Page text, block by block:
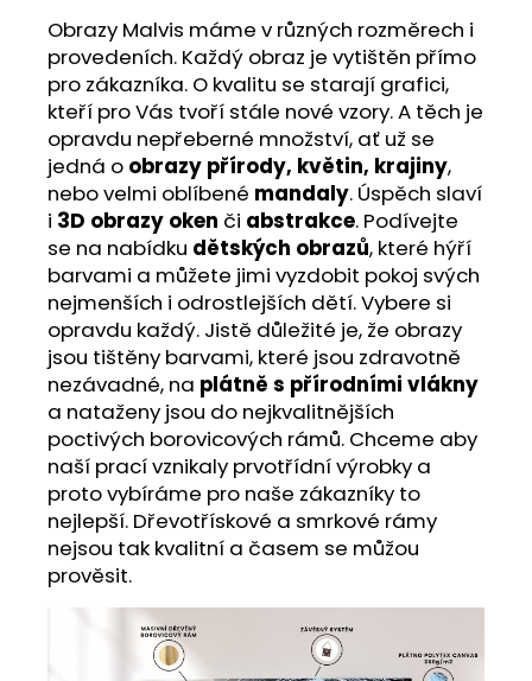
Obrazy Malvis máme v různých rozměrech i
provedeních. Každý obraz je vytištěn přímo
pro zákazníka. O kvalitu se starají grafici,
kteří pro Vás tvoří stále nové vzory. A těch je
opravdu nepřeberné množství, ať už se
jedná o obrazy přírody, květin, krajiny,
nebo velmi oblíbené mandaly. Úspěch slaví
i 3D obrazy oken či abstrakce. Podívejte
se na nabídku dětských obrazů, které hýří
barvami a můžete jimi vyzdobit pokoj svých
nejmenších i odrostlejších dětí. Vybere si
opravdu každý. Jistě důležité je, že obrazy
jsou tištěny barvami, které jsou zdravotně
nezávadné, na plátně s přírodními vlákny
a nataženy jsou do nejkvalitnějších
poctivých borovicových rámů. Chceme aby
naší prací vznikaly prvotřídní výrobky a
proto vybíráme pro naše zákazníky to
nejlepší. Dřevotřískové a smrkové rámy
nejsou tak kvalitní a časem se můžou
prověsit.